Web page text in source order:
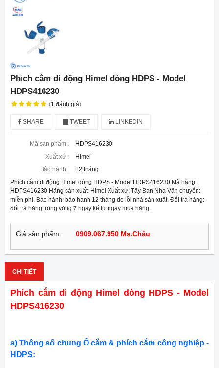
Phích cắm di động Himel dòng HDPS - Model
HDPS416230
(1 đánh giá)
SHARE TWEET LINKEDIN
Mã sản phẩm :
HDPS416230
Xuất xứ :
Himel
Bảo hành :
12 tháng
Phích cắm di động Himel dòng HDPS - Model HDPS416230 Mã hàng:
HDPS416230 Hãng sản xuất: Himel Xuất xứ: Tây Ban Nha Vận chuyển:
miễn phí. Bảo hành: bảo hành 12 tháng do lỗi nhà sản xuất. Đổi trả hàng:
đổi trả hàng trong vòng 7 ngày kể từ ngày mua hàng.
Giá sản phẩm : 0909.067.950 Ms.Châu
CHI TIẾT
Phích cắm di động Himel dòng HDPS - Model
HDPS416230
a) Thông số chung Ổ cắm & phích cắm công nghiệp -
HDPS: